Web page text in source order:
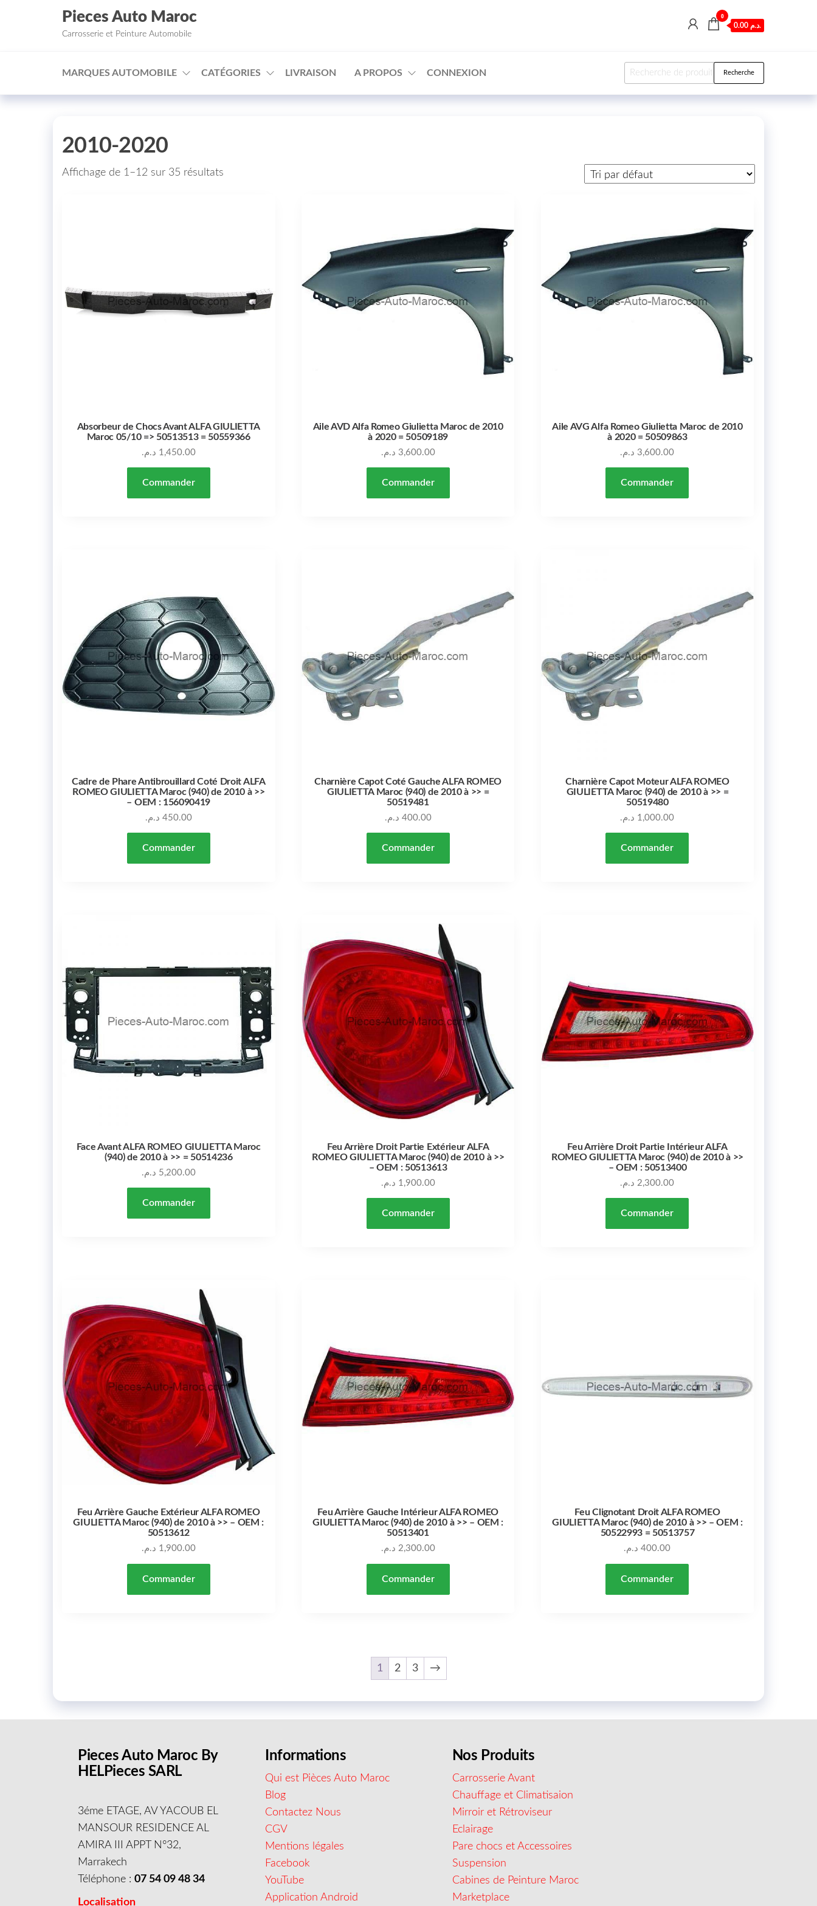
□
Aller au contenu
Pieces Auto Maroc
Carrosserie et Peinture Automobile
0
0.00 د.م.
MARQUES AUTOMOBILE CATÉGORIES LIVRAISON A PROPOS CONNEXION Recherche pour : Recherche
2010-2020
Affichage de 1–12 sur 35 résultats
Absorbeur de Chocs Avant ALFA GIULIETTA
Maroc 05/10 => 50513513 = 50559366
1,450.00 د.م.
Commander
Aile AVD Alfa Romeo Giulietta Maroc de 2010
à 2020 = 50509189
3,600.00 د.م.
Commander
Aile AVG Alfa Romeo Giulietta Maroc de 2010
à 2020 = 50509863
3,600.00 د.م.
Commander
Cadre de Phare Antibrouillard Coté Droit ALFA
ROMEO GIULIETTA Maroc (940) de 2010 à >>
– OEM : 156090419
450.00 د.م.
Commander
Charnière Capot Coté Gauche ALFA ROMEO
GIULIETTA Maroc (940) de 2010 à >> =
50519481
400.00 د.م.
Commander
Charnière Capot Moteur ALFA ROMEO
GIULIETTA Maroc (940) de 2010 à >> =
50519480
1,000.00 د.م.
Commander
Face Avant ALFA ROMEO GIULIETTA Maroc
(940) de 2010 à >> = 50514236
5,200.00 د.م.
Commander
Feu Arrière Droit Partie Extérieur ALFA
ROMEO GIULIETTA Maroc (940) de 2010 à >>
– OEM : 50513613
1,900.00 د.م.
Commander
Feu Arrière Droit Partie Intérieur ALFA
ROMEO GIULIETTA Maroc (940) de 2010 à >>
– OEM : 50513400
2,300.00 د.م.
Commander
Feu Arrière Gauche Extérieur ALFA ROMEO
GIULIETTA Maroc (940) de 2010 à >> – OEM :
50513612
1,900.00 د.م.
Commander
Feu Arrière Gauche Intérieur ALFA ROMEO
GIULIETTA Maroc (940) de 2010 à >> – OEM :
50513401
2,300.00 د.م.
Commander
Feu Clignotant Droit ALFA ROMEO
GIULIETTA Maroc (940) de 2010 à >> – OEM :
50522993 = 50513757
400.00 د.م.
Commander
1 2 3 →
Pieces Auto Maroc By
HELPieces SARL
3éme ETAGE, AV YACOUB EL
MANSOUR RESIDENCE AL
AMIRA III APPT N°32,
Marrakech
Téléphone :07 54 09 48 34
Localisation
Informations
Qui est Pièces Auto Maroc
Blog
Contactez Nous
CGV
Mentions légales
Facebook
YouTube
Application Android
Nos Produits
Carrosserie Avant
Chauffage et Climatisaion
Mirroir et Rétroviseur
Eclairage
Pare chocs et Accessoires
Suspension
Cabines de Peinture Maroc
Marketplace